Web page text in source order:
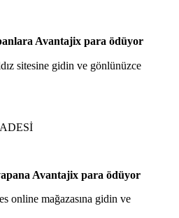
Avantajix para ödüyor
sitesine gidin ve gönlünüzce
Avantajix para ödüyor
online mağazasına gidin ve